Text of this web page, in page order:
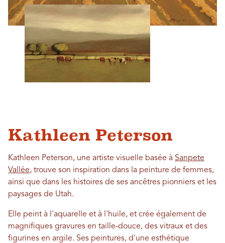
Kathleen Peterson
Kathleen Peterson, une artiste visuelle basée à Sanpete
Vallée, trouve son inspiration dans la peinture de femmes,
ainsi que dans les histoires de ses ancêtres pionniers et les
paysages de Utah.
Elle peint à l'aquarelle et à l'huile, et crée également de
magnifiques gravures en taille-douce, des vitraux et des
figurines en argile. Ses peintures, d'une esthétique